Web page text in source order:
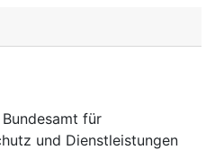
Bundesamt für
und Dienstleistungen